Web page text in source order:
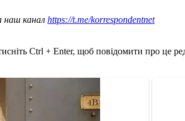
наш канал https://t.me/korrespondentnet
Ctrl + Enter, щоб повідомити про це